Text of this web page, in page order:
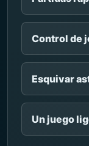
Control de
Esquivar
Un juego